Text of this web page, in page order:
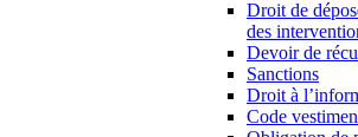
Droit de
des
Devoir de
Sanctions
Droit à
Code